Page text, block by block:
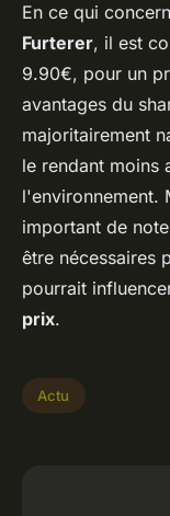
En ce qui
Furterer, il est
9.90€, pour un
avantages du
majoritairement
le rendant moins
l'environnement.
important de
être nécessaires
pourrait
prix.
Actu